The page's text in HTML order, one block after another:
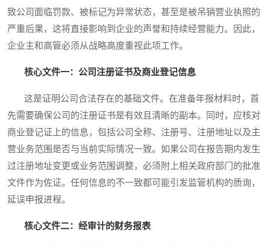
致公司面临罚款、被标记为异常状态，甚至是被吊销营业执照的
严重后果，这将直接影响到企业的声誉和持续经营能力。因此，
企业主和高管必须从战略高度重视此项工作。
核心文件一：公司注册证书及商业登记信息
这是证明公司合法存在的基础文件。在准备年报材料时，首
先需要确保公司的注册证书是有效且清晰的副本。同时，应核对
商业登记证上的信息，包括公司全称、注册号、注册地址以及主
营业务范围是否与当前实际情况一致。如果公司在报告期内发生
过注册地址变更或业务范围调整，必须附上相关政府部门的批准
文件作为佐证。任何信息的不一致都可能引发监管机构的质询，
延误申报进程。
核心文件二：经审计的财务报表